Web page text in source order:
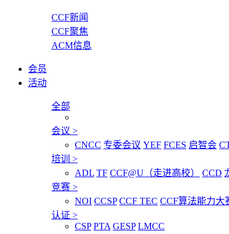
CCF新闻
CCF聚焦
ACM信息
会员
活动
全部
会议 >
CNCC 专委会议 YEF FCES 启智会
培训 >
ADL TF CCF@U（走进高校） CCD
竞赛 >
NOI CCSP CCF TEC CCF算法能力大
认证 >
CSP PTA GESP LMCC